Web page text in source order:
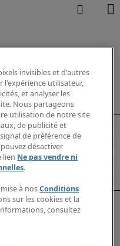
invisibles et d'autres
l'expérience utilisateur,
et analyser les
Nous partageons
utilisation de notre site
de publicité et
de préférence de
désactiver
lien Ne pas vendre ni
.
à nosConditions
sur les cookies et la
consultez